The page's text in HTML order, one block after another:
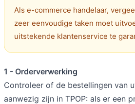
Als e-commerce handelaar,
zeer eenvoudige taken moet
uitstekende klantenservice te
1 - Orderverwerking
Controleer of de bestellingen van
aanwezig zijn in TPOP: als er een